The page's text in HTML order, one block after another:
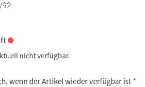
92
nicht verfügbar.
wenn der Artikel wieder verfügbar ist